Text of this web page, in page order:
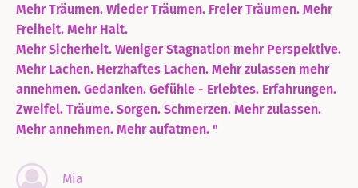
Mehr Träumen. Wieder Träumen. Freier Träumen. Mehr
Freiheit. Mehr Halt.
Mehr Sicherheit. Weniger Stagnation mehr Perspektive.
Mehr Lachen. Herzhaftes Lachen. Mehr zulassen mehr
annehmen. Gedanken. Gefühle - Erlebtes. Erfahrungen.
Zweifel. Träume. Sorgen. Schmerzen. Mehr zulassen.
Mehr annehmen. Mehr aufatmen. "
Mia